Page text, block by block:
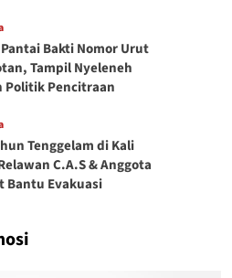
Pantai Bakti Nomor Urut
Tampil Nyeleneh
Politik Pencitraan
Tenggelam di Kali
C.A.S & Anggota
Bantu Evakuasi